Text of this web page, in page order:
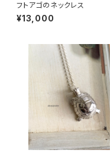
フトアゴのネックレス
¥13,000